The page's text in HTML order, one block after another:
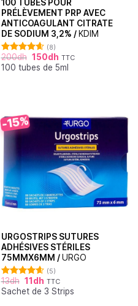
100 TUBES POUR
PRÉLÈVEMENT PRP AVEC
ANTICOAGULANT CITRATE
DE SODIUM 3,2% / KDIM
Note4.63
sur 5
(8)
200dh 150dh TTC
100 tubes de 5ml
-15%
URGOSTRIPS SUTURES
ADHÉSIVES STÉRILES
75MMX6MM /URGO
Note
4.60
sur 5
(5)
13dh 11 dh TTC
Sachet de 3 Strips